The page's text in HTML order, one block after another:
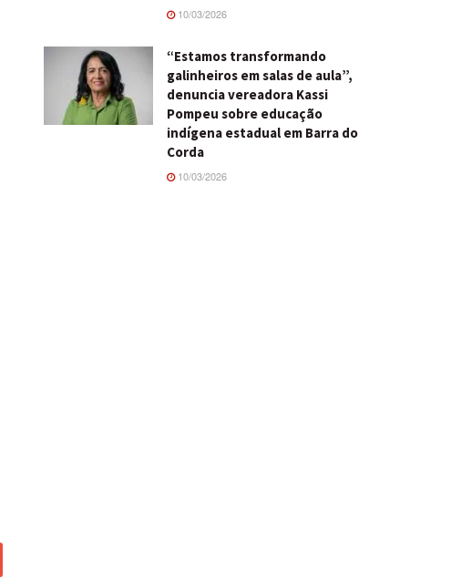
10/03/2026
“Estamos transformando
galinheiros em salas de aula”,
denuncia vereadora Kassi
Pompeu sobre educação
indígena estadual em Barra do
Corda
10/03/2026